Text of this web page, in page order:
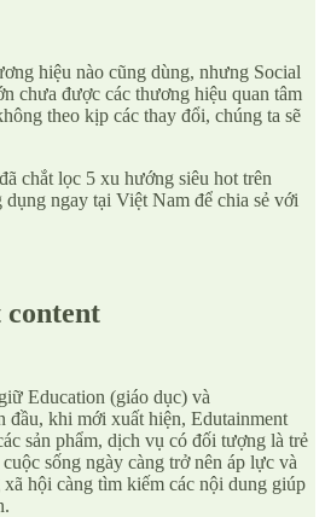
hiệu nào cũng dùng, nhưng Social
chưa được các thương hiệu quan tâm
theo kịp các thay đổi, chúng ta sẽ
chắt lọc 5 xu hướng siêu hot trên
ngay tại Việt Nam để chia sẻ với
content
Education (giáo dục) và
đầu, khi mới xuất hiện, Edutainment
sản phẩm, dịch vụ có đối tượng là trẻ
sống ngày càng trở nên áp lực và
hội càng tìm kiếm các nội dung giúp